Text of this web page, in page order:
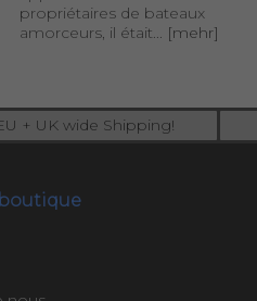
propriétaires de bateaux
amorceurs, il était... [mehr]
+ UK wide Shipping!